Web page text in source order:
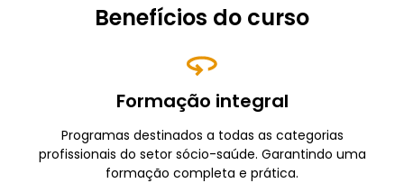
Benefícios do curso
Formação integral
Programas destinados a todas as categorias
profissionais do setor sócio-saúde. Garantindo uma
formação completa e prática.